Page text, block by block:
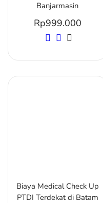
Banjarmasin
Rp999.000
Biaya Medical Check Up
PTDI Terdekat di Batam